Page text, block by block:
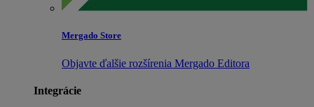
Mergado Store
Objavte ďalšie rozšírenia Mergado Editora
Integrácie